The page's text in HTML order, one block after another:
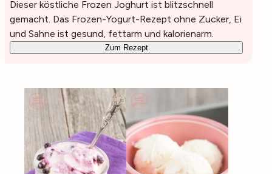
Dieser köstliche Frozen Joghurt ist blitzschnell
gemacht. Das Frozen-Yogurt-Rezept ohne Zucker, Ei
und Sahne ist gesund, fettarm und kalorienarm.
Zum Rezept